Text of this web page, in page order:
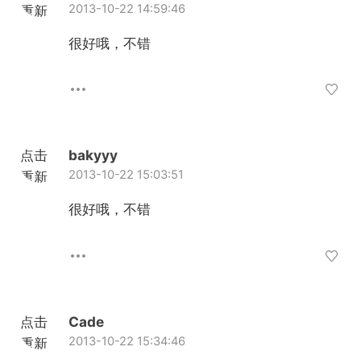
重新
2013-10-22 14:59:46
很好哦，不错
点击
重新
bakyyy
2013-10-22 15:03:51
很好哦，不错
点击
重新
Cade
2013-10-22 15:34:46